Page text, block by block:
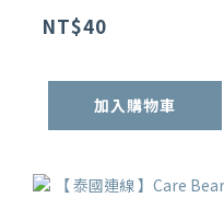
NT$40
加入購物車